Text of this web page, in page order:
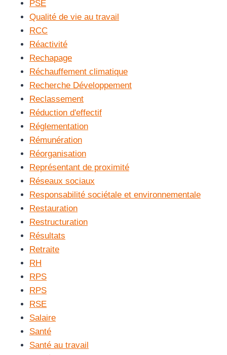
PSE
Qualité de vie au travail
RCC
Réactivité
Rechapage
Réchauffement climatique
Recherche Développement
Reclassement
Réduction d'effectif
Réglementation
Rémunération
Réorganisation
Représentant de proximité
Réseaux sociaux
Responsabilité sociétale et environnementale
Restauration
Restructuration
Résultats
Retraite
RH
RPS
RPS
RSE
Salaire
Santé
Santé au travail